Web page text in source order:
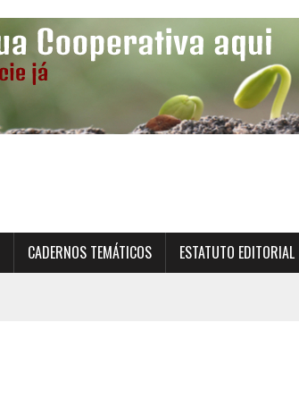
CADERNOS TEMÁTICOS ESTATUTO EDITORIAL